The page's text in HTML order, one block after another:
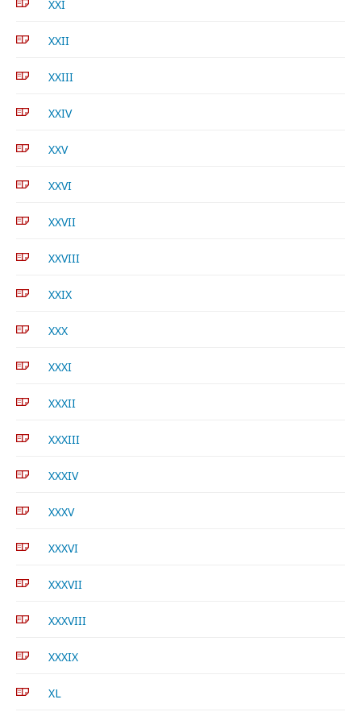
XXI
XXII
XXIII
XXIV
XXV
XXVI
XXVII
XXVIII
XXIX
XXX
XXXI
XXXII
XXXIII
XXXIV
XXXV
XXXVI
XXXVII
XXXVIII
XXXIX
XL